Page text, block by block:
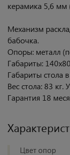
Механизм
бабочка.
Опоры: металл
Габариты:
Габариты стола
Вес стола: 83 кг.
Гарантия 18
Цвет опор